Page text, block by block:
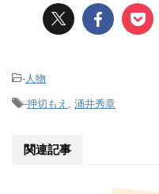
-人物
-押切もえ , 涌井秀章
関連記事